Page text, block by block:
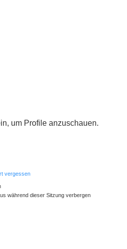
um Profile anzuschauen.
vergessen
während dieser Sitzung verbergen